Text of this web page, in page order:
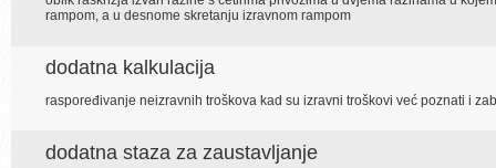
rampom, a u desnome skretanju izravnom rampom
dodatna kalkulacija
raspoređivanje neizravnih troškova kad su izravni troškovi već poznati i
dodatna staza za zaustavljanje